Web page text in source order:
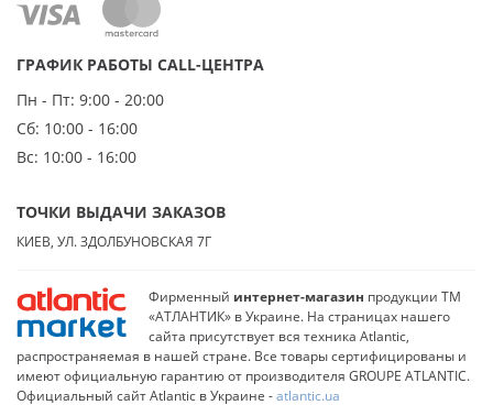
Фирменный интернет-магазин продукции ТМ
«АТЛАНТИК» в Украине. На страницах нашего
сайта присутствует вся техника Atlantic,
распространяемая в нашей стране. Все товары сертифицированы и
имеют официальную гарантию от производителя GROUPE ATLANTIC.
Официальный сайт Atlantic в Украине -atlantic.ua
ГРАФИК РАБОТЫ CALL-ЦЕНТРА
Пн - Пт: 9:00 - 20:00
Сб: 10:00 - 16:00
Вс: 10:00 - 16:00
ТОЧКИ ВЫДАЧИ ЗАКАЗОВ
КИЕВ, УЛ. ЗДОЛБУНОВСКАЯ 7Г